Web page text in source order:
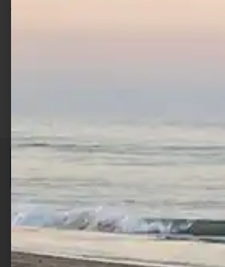
Ami Trabucco XPS 405 XN
ISCRIVITI E RICEVI 3,50€ DI
Per ogni acquisto accumuli ulteriori
punti;
Utilizza i punti per ricevere uno
sconto;